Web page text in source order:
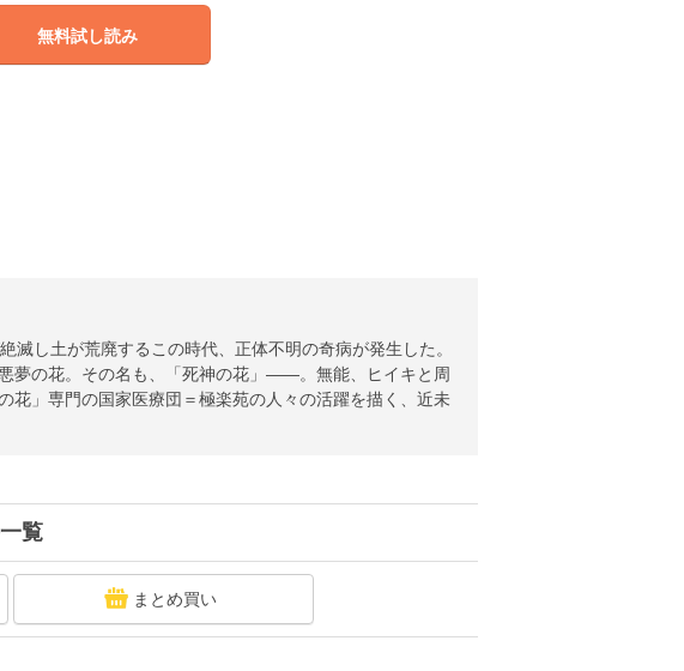
無料試し読み
し土が荒廃するこの時代、正体不明の奇病が発生した。
夢の花。その名も、「死神の花」――。無能、ヒイキと周
花」専門の国家医療団＝極楽苑の人々の活躍を描く、近未
覧
まとめ買い